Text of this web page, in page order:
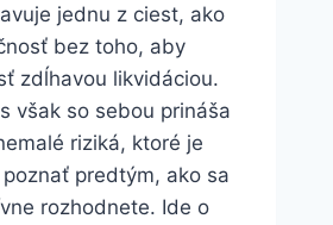
jednu z ciest, ako
bez toho, aby
zdĺhavou likvidáciou.
však so sebou prináša
riziká, ktoré je
predtým, ako sa
rozhodnete. Ide o